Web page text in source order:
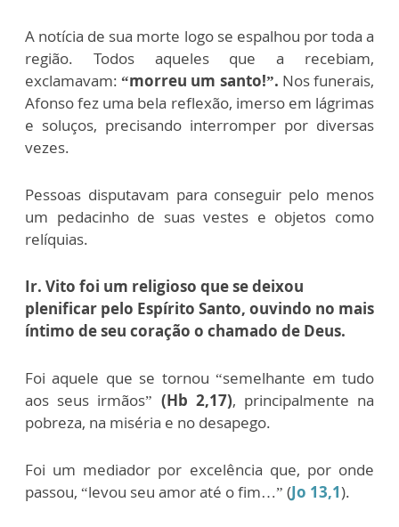
A notícia de sua morte logo se espalhou por toda a
região. Todos aqueles que a recebiam,
exclamavam:“morreu um santo!”. Nos funerais,
Afonso fez uma bela reflexão, imerso em lágrimas
e soluços, precisando interromper por diversas
vezes.
Pessoas disputavam para conseguir pelo menos
um pedacinho de suas vestes e objetos como
relíquias.
Ir. Vito foi um religioso que se deixou
plenificar pelo Espírito Santo, ouvindo no mais
íntimo de seu coração o chamado de Deus.
Foi aquele que se tornou “semelhante em tudo
aos seus irmãos” (Hb 2,17), principalmente na
pobreza, na miséria e no desapego.
Foi um mediador por excelência que, por onde
passou, “levou seu amor até o fim…” (Jo 13,1).